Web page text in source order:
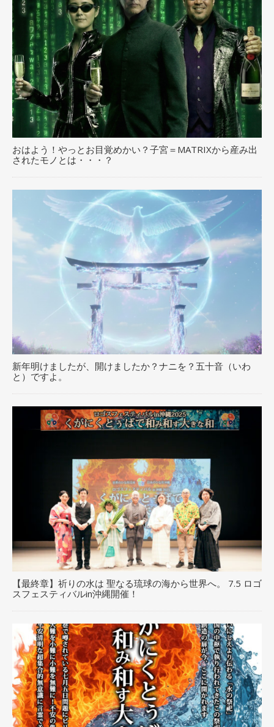
おはよう！やっとお目覚めかい？子宮＝MATRIXから産み出
されたモノとは・・・？
新年明けましたが、開けましたか？ナニを？五十音（いわ
と）ですよ。
【最終章】祈りの水は 聖なる琉球の海から世界へ。 7.5 ロゴ
スフェスティバルin沖縄開催！